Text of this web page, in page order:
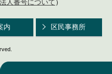
法人番号について ）
内 区民事務所